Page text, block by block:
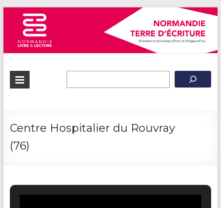
Normandie
Centre Hospitalier du Rouvray
(76)